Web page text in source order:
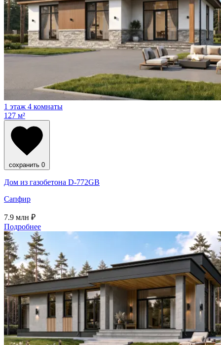
1 этаж 4 комнаты
127 м²
сохранить 0
Дом из газобетона D-772GB
Сапфир
7.9 млн ₽
Подробнее